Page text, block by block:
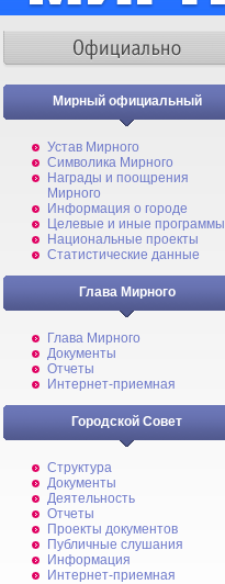
Мирный официальный
Устав Мирного
Символика Мирного
Награды и поощрения
Мирного
Информация о городе
Целевые и иные программы
Национальные проекты
Статистические данные
Глава Мирного
Глава Мирного
Документы
Отчеты
Интернет-приемная
Городской Совет
Структура
Документы
Деятельность
Отчеты
Проекты документов
Публичные слушания
Информация
Интернет-приемная